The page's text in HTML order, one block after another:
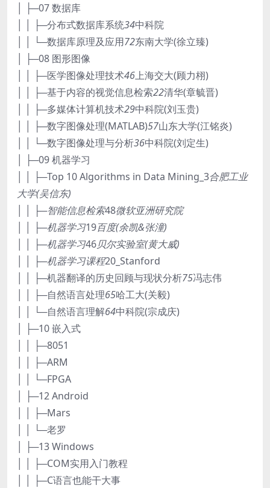
│ ├─07 数据库
│ │ ├─分布式数据库系统34中科院
│ │ └─数据库原理及应用72东南大学(徐立臻)
│ ├─08 图形图像
│ │ ├─医学图像处理技术46上海交大(顾力栩)
│ │ ├─基于内容的视觉信息检索22清华(章毓晋)
│ │ ├─多媒体计算机技术29中科院(刘玉贵)
│ │ ├─数字图像处理(MATLAB)57山东大学(江铭炎)
│ │ └─数字图像处理与分析36中科院(刘定生)
│ ├─09 机器学习
│ │ ├─Top 10 Algorithms in Data Mining_3合肥工业
大学(吴信东)
│ │ ├─智能信息检索48微软亚洲研究院
│ │ ├─机器学习19百度(余凯&张潼)
│ │ ├─机器学习46贝尔实验室(黄大威)
│ │ ├─机器学习课程20_Stanford
│ │ ├─机器翻译的历史回顾与现状分析75冯志伟
│ │ ├─自然语言处理65哈工大(关毅)
│ │ └─自然语言理解64中科院(宗成庆)
│ ├─10 嵌入式
│ │ ├─8051
│ │ ├─ARM
│ │ └─FPGA
│ ├─12 Android
│ │ ├─Mars
│ │ └─老罗
│ ├─13 Windows
│ │ ├─COM实用入门教程
│ │ ├─C语言也能干大事